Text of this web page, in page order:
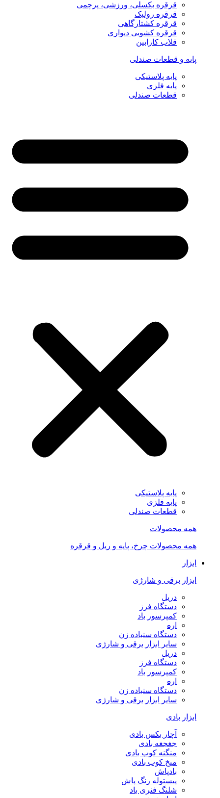
قرقره بکسلی، ورزشی، پرچمی
قرقره رولیک
قرقره کشتارگاهی
قرقره کشویی دیواری
قلاب کارابین
پایه و قطعات صندلی
پایه پلاستیکی
پایه فلزی
قطعات صندلی
پایه پلاستیکی
پایه فلزی
قطعات صندلی
همه محصولات
همه محصولات چرخ، پایه و ریل و قرقره
ابزار
ابزار برقی و شارژی
دریل
دستگاه فرز
کمپرسور باد
اره
دستگاه سنباده زن
سایر ابزار برقی و شارژی
دریل
دستگاه فرز
کمپرسور باد
اره
دستگاه سنباده زن
سایر ابزار برقی و شارژی
ابزار بادی
آچار بکس بادی
جغجغه بادی
منگنه کوب بادی
میخ کوب بادی
بادپاش
پیستوله رنگ پاش
شلنگ فنری باد